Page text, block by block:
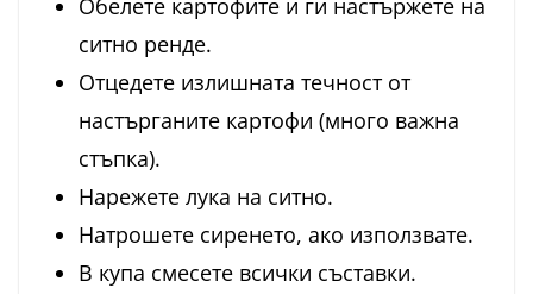
Обелете картофите и ги настържете на
ситно ренде.
Отцедете излишната течност от
настърганите картофи (много важна
стъпка).
Нарежете лука на ситно.
Натрошете сиренето, ако използвате.
В купа смесете всички съставки.